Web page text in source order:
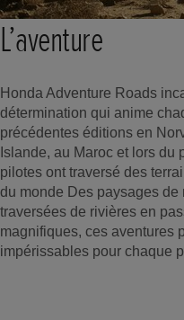
L’aventure
Honda Adventure Roads
détermination qui anime
précédentes éditions en
Islande, au Maroc et lors
pilotes ont traversé des
du monde Des paysages
traversées de rivières en
magnifiques, ces aventures
impérissables pour chaque